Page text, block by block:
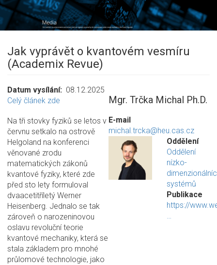
Jak vyprávět o kvantovém vesmíru
(Academix Revue)
Datum vysílání
08.12.2025
Celý článek zde
Na tři stovky fyziků se letos v
červnu setkalo na ostrově
Helgoland na konferenci
věnované zrodu
matematických zákonů
kvantové fyziky, které zde
před sto lety formuloval
dvaacetitříletý Werner
Heisenberg. Jednalo se tak
zároveň o narozeninovou
oslavu revoluční teorie
kvantové mechaniky, která se
stala základem pro mnohé
průlomové technologie, jako
Mgr. Trčka Michal Ph.D.
E-mail
michal.trcka@heu.cas.cz
Oddělení
Oddělení
nízko-
systémů
Publikace
https://
…